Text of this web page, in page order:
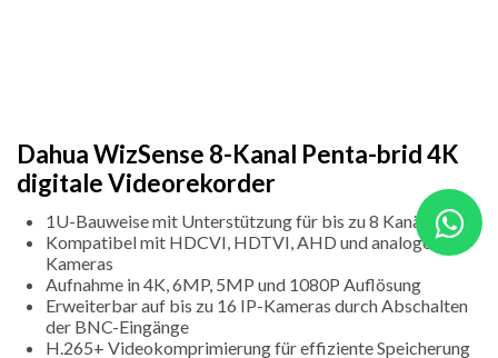
Dahua WizSense 8-Kanal Penta-brid 4K
digitale Videorekorder
1U-Bauweise mit Unterstützung für bis zu 8 Kanäle
Kompatibel mit HDCVI, HDTVI, AHD und analogen
Kameras
Aufnahme in 4K, 6MP, 5MP und 1080P Auflösung
Erweiterbar auf bis zu 16 IP-Kameras durch Abschalten
der BNC-Eingänge
H.265+ Videokomprimierung für effiziente Speicherung